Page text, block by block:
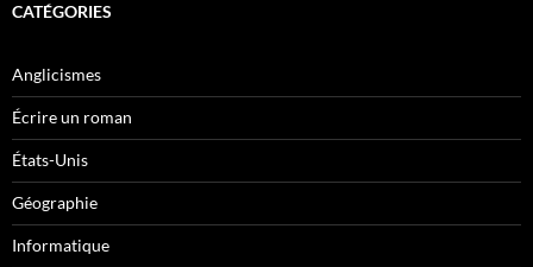
CATÉGORIES
Anglicismes
Écrire un roman
États-Unis
Géographie
Informatique